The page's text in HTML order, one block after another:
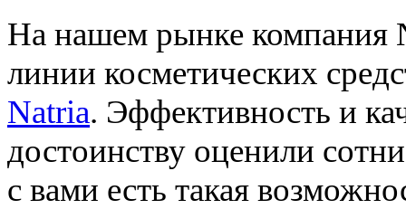
На нашем рынке компания
линии косметических
Natria. Эффективность и
достоинству оценили
с вами есть такая